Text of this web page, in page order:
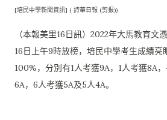
[培民中學新聞資訊] ( 詩華日報 (剪报))
（本報美里16日訊）2022年大馬教育文
16日上午9時放榜，培民中學考生成績亮
100%，分別有1人考獲9A，1人考獲8A，
6A，6人考獲5A及5人4A。